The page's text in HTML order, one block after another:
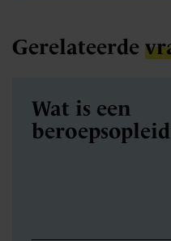
Gerelateerde
Wat is een